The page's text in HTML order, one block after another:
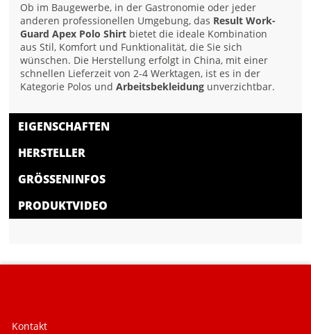
Ob im Baugewerbe, in der Gastronomie oder jeder
anderen professionellen Umgebung, das Result Work-
Guard Apex Polo Shirt bietet die ideale Kombination
aus Stil, Komfort und Funktionalität, die Sie sich
wünschen. Die Herstellung erfolgt in China, mit einer
schnellen Lieferzeit von 2-4 Werktagen, ist es in der
Kategorie Polos undArbeitsbekleidung unverzichtbar.
EIGENSCHAFTEN
HERSTELLER
GRÖSSENINFOS
PRODUKTVIDEO
Kontakt